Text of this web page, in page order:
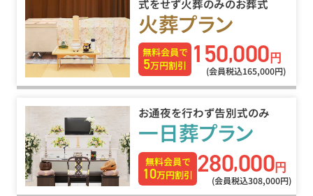
式をせず火葬のみのお葬式
火葬プラン
無料会員で
5万円割引 150,000 円
(会員税込165,000円)
お通夜を行わず告別式のみ
一日葬プラン
無料会員で
10万円割引 280,000円
(会員税込308,000円)